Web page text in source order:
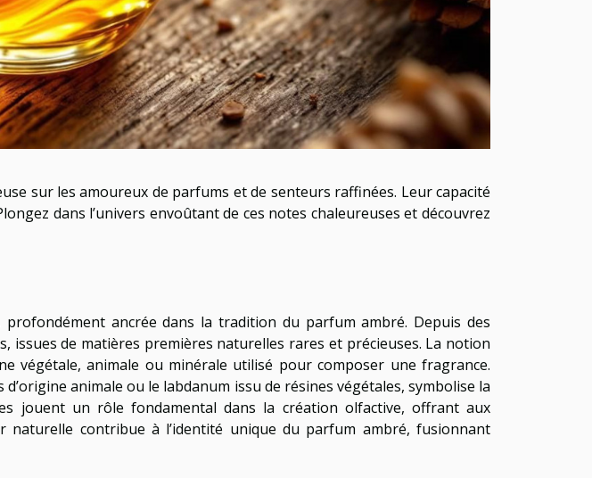
sur les amoureux de parfums et de senteurs raffinées. Leur capacité
dans l’univers envoûtant de ces notes chaleureuses et découvrez
ancrée dans la tradition du parfum ambré. Depuis des
issues de matières premières naturelles rares et précieuses. La notion
végétale, animale ou minérale utilisé pour composer une fragrance.
animale ou le labdanum issu de résines végétales, symbolise la
jouent un rôle fondamental dans la création olfactive, offrant aux
contribue à l’identité unique du parfum ambré, fusionnant